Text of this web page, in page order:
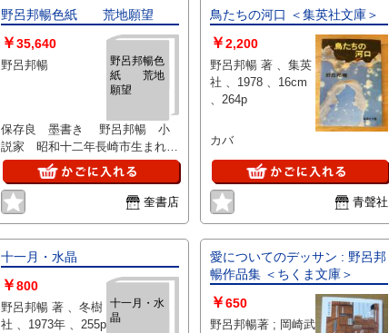
（古本屋ツアー・イン・ジャパ
ン）「野呂邦暢の視線を追跡して
（野呂邦暢の撮りたかったもの、
野呂邦暢が四十年前に見たものは
今）」／第２部 古本のある
日々 野呂邦暢エッセイ（９編
蔵書票、魔の山、阿蘭陀組曲、名
曲喫茶「らんぶる」、赤鉛筆、革
命か反抗か、エミリーの薔薇、ユ
ンクとブラウン、ＯＤＥ ＭＡＲ
ＩＴＩＭＥ）／第３部 野呂邦暢
と古本屋 岡崎武志・小山力也編
者対談／岡崎武志・あとがき／岡
野呂邦暢色紙 荒地願望
野呂邦暢色
紙 荒地
願望
￥35,640
野呂邦暢
保存良 墨書き 野呂邦暢 小
説家 昭和十二年長崎市生まれ。
本名納所邦暢。昭和四十八年 草
のつるぎ で第７０回芥川賞を受
ける
奎書店
鳥たちの河口 ＜集英社文庫＞
￥2,200
野呂邦暢 著 、集英
社 、1978 、16cm
、264p
カバ
青聲社
十一月・水晶
十一月・水
晶
￥800
野呂邦暢 著 、冬樹
社 、1973年 、255p
愛についてのデッサン : 野呂邦
暢作品集 ＜ちくま文庫＞
￥650
野呂邦暢著 ; 岡崎武